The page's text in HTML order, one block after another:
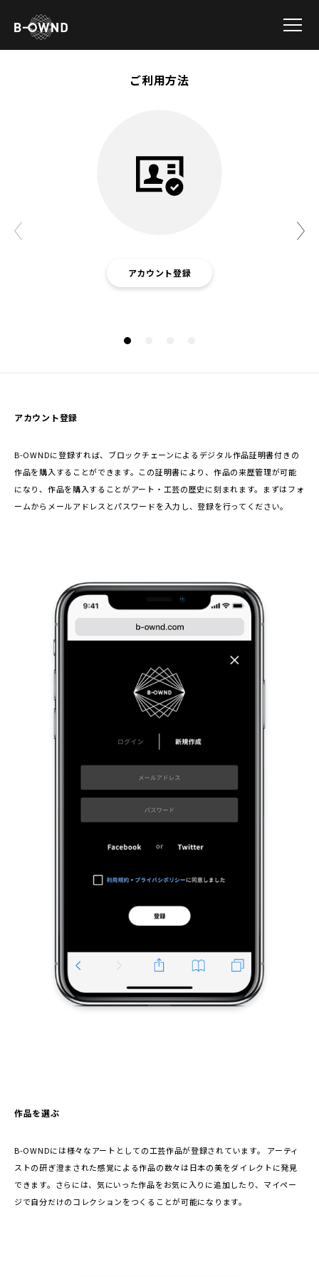
ご利用方法
アカウント登録
アカウント登録
B-OWNDに登録すれば、ブロックチェーンによるデジタル作品証明書付きの
作品を購入することができます。この証明書により、作品の来歴管理が可能
になり、作品を購入することがアート・工芸の歴史に刻まれます。まずはフォ
ームからメールアドレスとパスワードを入力し、登録を行ってください。
作品を選ぶ
B-OWNDには様々なアートとしての工芸作品が登録されています。 アーティ
ストの研ぎ澄まされた感覚による作品の数々は日本の美をダイレクトに発見
できます。さらには、気にいった作品をお気に入りに追加したり、マイペー
ジで自分だけのコレクションをつくることが可能になります。